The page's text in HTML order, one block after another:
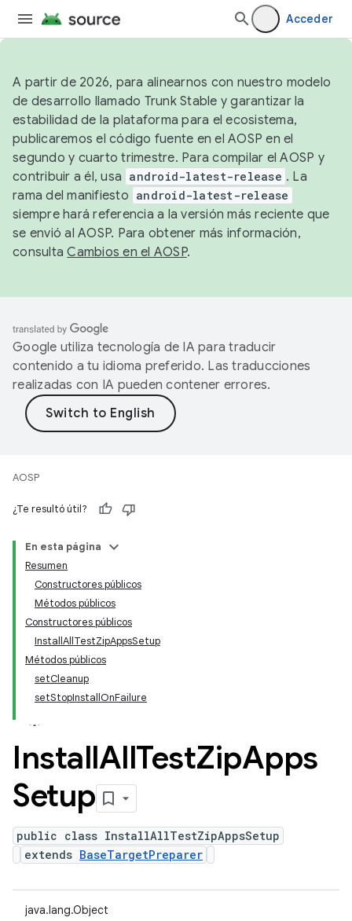
Acceder
A partir de 2026, para alinearnos con nuestro modelo
de desarrollo llamado Trunk Stable y garantizar la
estabilidad de la plataforma para el ecosistema,
publicaremos el código fuente en el AOSP en el
segundo y cuarto trimestre. Para compilar el AOSP y
contribuir a él, usa android-latest-release . La
rama del manifiesto android-latest-release
siempre hará referencia a la versión más reciente que
se envió al AOSP. Para obtener más información,
consultaCambios en el AOSP.
Google utiliza tecnología de IA para traducir
contenido a tu idioma preferido. Las traducciones
realizadas con IA pueden contener errores.
AOSP
¿Te resultó útil?
En esta página
Resumen
Constructores públicos
Métodos públicos
Constructores públicos
InstallAllTestZipAppsSetup
Métodos públicos
setCleanup
setStopInstallOnFailure
InstallAllTestZipApps
Setup
public class InstallAllTestZipAppsSetup
extends BaseTargetPreparer
java.lang.Object